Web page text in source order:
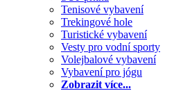
Tenisové vybavení
Trekingové hole
Turistické vybavení
Vesty pro vodní sporty
Volejbalové vybavení
Vybavení pro jógu
Zobrazit více...